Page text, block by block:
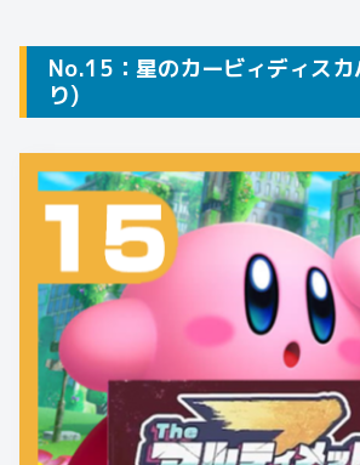
No.15：星のカービィディス
り)